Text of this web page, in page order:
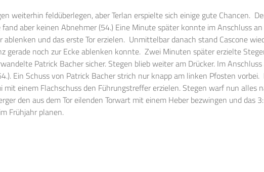
weiterhin feldüberlegen, aber Terlan erspielte sich einige gute Chancen.
aber keinen Abnehmer (54.) Eine Minute später konnte im Anschluss
ablenken und das erste Tor erzielen. Unmittelbar danach stand Cascone
gerade noch zur Ecke ablenken konnte. Zwei Minuten später erzielte
Patrick Bacher sicher. Stegen blieb weiter am Drücker. Im
Ein Schuss von Patrick Bacher strich nur knapp am linken Pfosten
mit einem Flachschuss den Führungstreffer erzielen. Stegen warf nun
den aus dem Tor eilenden Torwart mit einem Heber bezwingen und das
Frühjahr planen.